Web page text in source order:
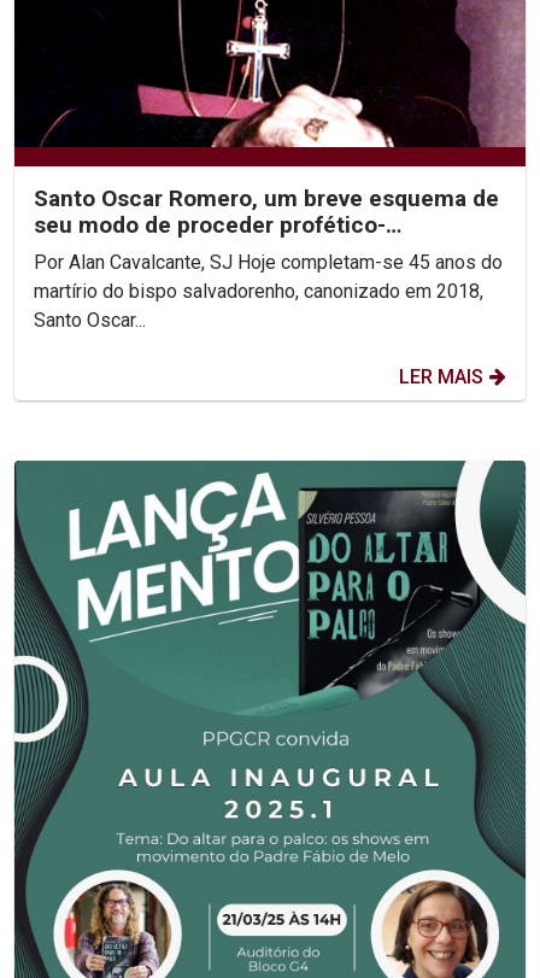
Santo Oscar Romero, um breve esquema de
seu modo de proceder profético-
reconciliador.
Por Alan Cavalcante, SJ Hoje completam-se 45 anos do
martírio do bispo salvadorenho, canonizado em 2018,
Santo Oscar...
LER MAIS